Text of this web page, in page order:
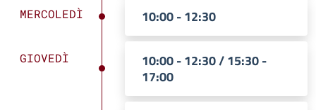
MERCOLEDÌ 10:00 - 12:30
GIOVEDÌ
10:00 - 12:30 / 15:30 -
17:00